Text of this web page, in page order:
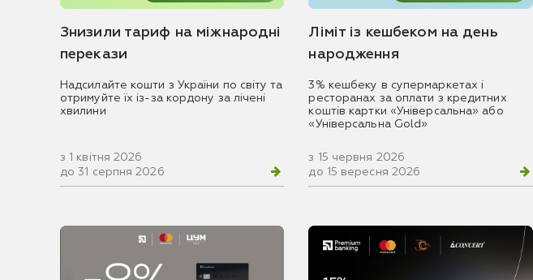
Знизили тариф на міжнародні
перекази
Надсилайте кошти з України по світу та
отримуйте їх із-за кордону за лічені
хвилини
з 1 квітня 2026
до 31 серпня 2026
Ліміт із кешбеком на день
народження
3% кешбеку в супермаркетах і
ресторанах за оплати з кредитних
коштів картки «Універсальна» або
«Універсальна Gold»
з 15 червня 2026
до 15 вересня 2026